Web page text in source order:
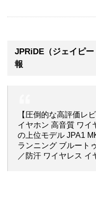
JPRiDE（ジェイピ
報
【圧倒的な高評価レ
イヤホン 高音質 ワイ
の上位モデル JPA1
ランニング ブルート
／防汗 ワイヤレス イ